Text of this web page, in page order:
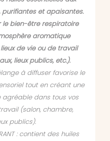
et apaisantes.
le bien-être respiratoire
aromatique
de vie ou de travail
lieux publics, etc.).
à diffuser favorise le
tout en créant une
dans tous vos
(salon, chambre,
publics).
: contient des huiles